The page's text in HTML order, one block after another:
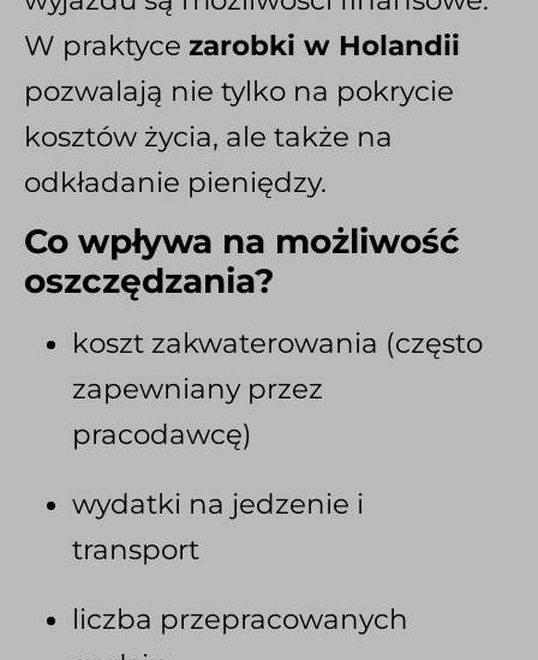
W praktyce zarobki w Holandii
pozwalają nie tylko na pokrycie
kosztów życia, ale także na
odkładanie pieniędzy.
Co wpływa na możliwość
oszczędzania?
koszt zakwaterowania (często
zapewniany przez
pracodawcę)
wydatki na jedzenie i
transport
liczba przepracowanych